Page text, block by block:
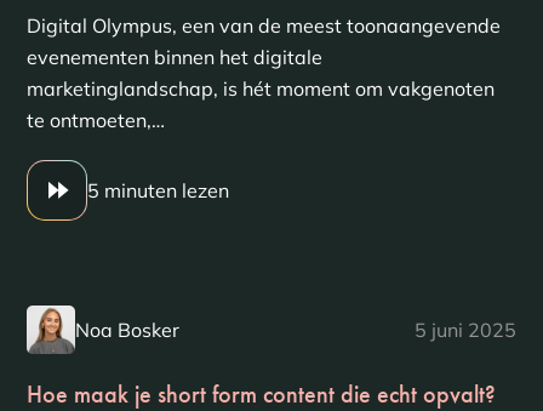
Digital Olympus, een van de meest toonaangevende
evenementen binnen het digitale
marketinglandschap, is hét moment om vakgenoten
te ontmoeten,…
5 minuten lezen
Noa Bosker 5 juni 2025
Hoe maak je short form content die echt opvalt?